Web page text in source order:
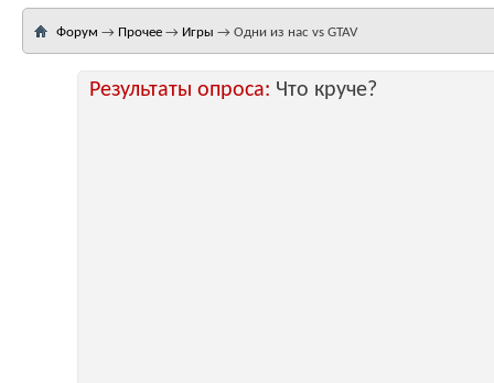
Форум → Прочее → Игры → Одни из нас vs GTAV
Результаты опроса: Что круче?